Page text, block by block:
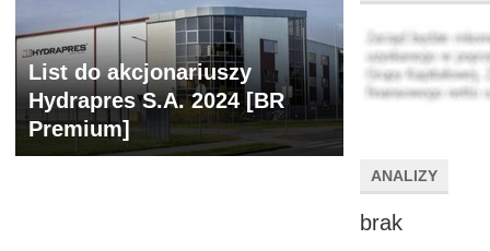
ANALIZY
brak
List do akcjonariuszy
Hydrapres S.A. 2024 [BR
Premium]